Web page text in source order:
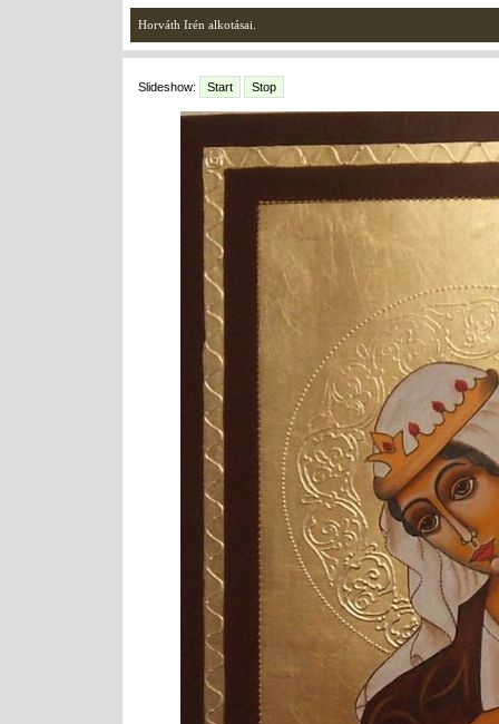
Horváth Irén alkotásai.
Slideshow: Start Stop